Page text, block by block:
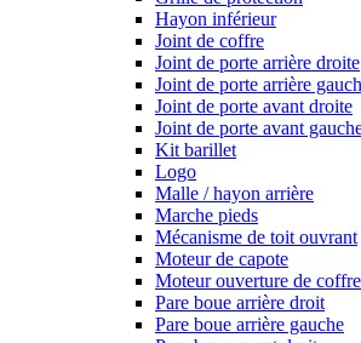
Hayon inférieur
Joint de coffre
Joint de porte arrière droite
Joint de porte arrière
Joint de porte avant droite
Joint de porte avant
Kit barillet
Logo
Malle / hayon arrière
Marche pieds
Mécanisme de toit ouvrant
Moteur de capote
Moteur ouverture de
Pare boue arrière droit
Pare boue arrière gauche